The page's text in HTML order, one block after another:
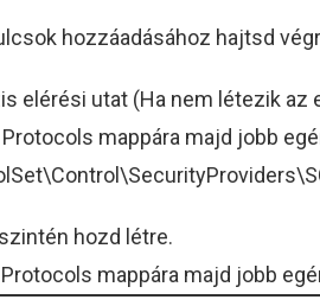
hozzáadásához hajtsd
elérési utat (Ha nem létezik az
mappára majd jobb
hozd létre.
mappára majd jobb